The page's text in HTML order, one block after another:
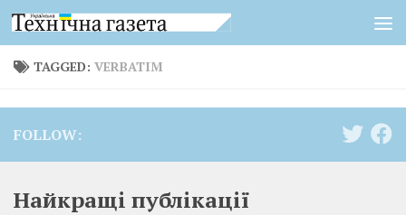
Skip to content
TAGGED: VERBATIM
FOLLOW:
Найкращі публікації